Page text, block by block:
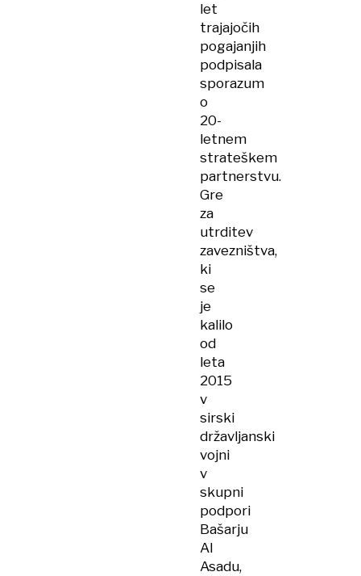
let
trajajočih
pogajanjih
podpisala
sporazum
o
20-
letnem
strateškem
partnerstvu.
Gre
za
utrditev
zavezništva,
ki
se
je
kalilo
od
leta
2015
v
sirski
državljanski
vojni
v
skupni
podpori
Bašarju
Al
Asadu,